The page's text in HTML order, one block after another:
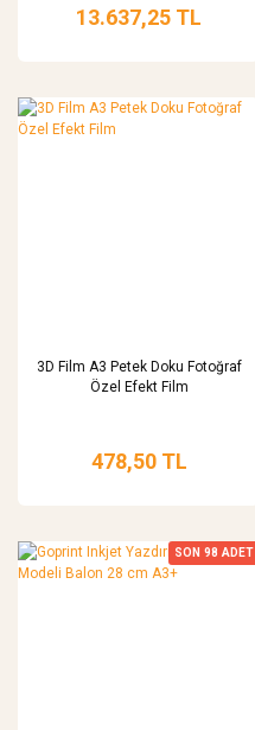
13.637,25 TL
3D Film A3 Petek Doku Fotoğraf
Özel Efekt Film
478,50 TL
SON 98 ADET